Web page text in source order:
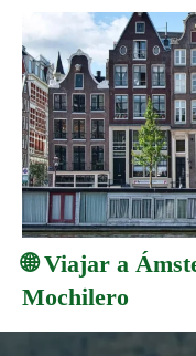
🌐 Viajar a
Mochilero